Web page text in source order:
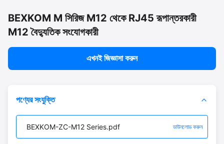
BEXKOM M সিরিজ M12 থেকে RJ45 রূপান্তরকারী
M12 বৈদ্যুতিক সংযোগকারী
এখনই জিজ্ঞাসা করুন
পণ্যের সংযুক্তি
BEXKOM-ZC-M12 Series.pdf ডাউনলোড করুন